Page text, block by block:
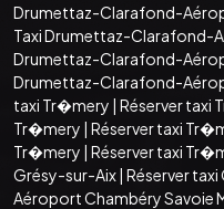
Drumettaz-Clarafond-
Taxi Drumettaz-Clarafond-
Drumettaz-Clarafond-
Drumettaz-Clarafond-
taxi Tr�mery | Réserver taxi
Tr�mery | Réserver taxi
Tr�mery | Réserver taxi
Grésy-sur-Aix| Réserver
Aéroport Chambéry Savoie